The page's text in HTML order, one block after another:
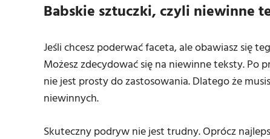
Babskie sztuczki, czyli niewinne
Jeśli chcesz poderwać faceta, ale obawiasz się
Możesz zdecydować się na niewinne teksty.
nie jest prosty do zastosowania. Dlatego że
niewinnych.
Skuteczny podryw nie jest trudny. Oprócz